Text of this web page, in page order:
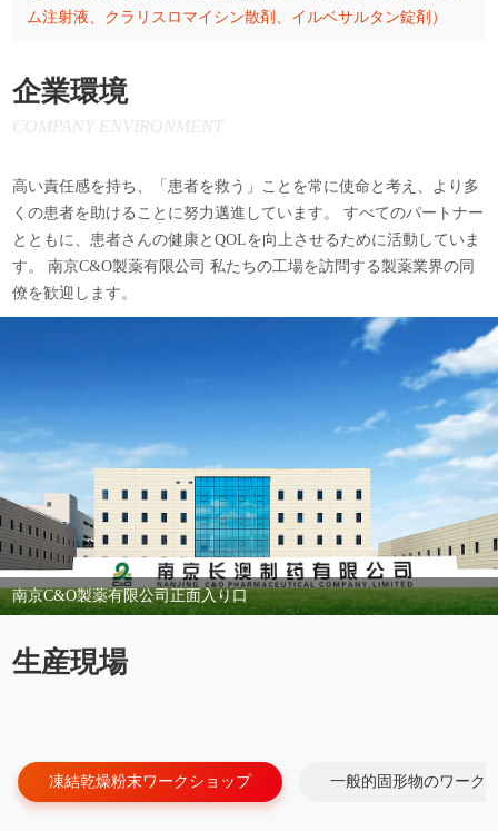
ム注射液、クラリスロマイシン散剤、イルベサルタン錠剤）
企業環境
COMPANY ENVIRONMENT
高い責任感を持ち、「患者を救う」ことを常に使命と考え、より多
くの患者を助けることに努力邁進しています。 すべてのパートナー
とともに、患者さんの健康とQOLを向上させるために活動していま
す。 南京C&O製薬有限公司 私たちの工場を訪問する製薬業界の同
僚を歓迎します。
南京C&O製薬有限公司正面入り口
生産現場
凍結乾燥粉末ワークショップ 一般的固形物のワーク